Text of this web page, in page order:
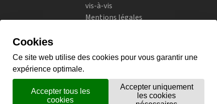
vis-à-vis
Mentions légales
Instagram
flickr